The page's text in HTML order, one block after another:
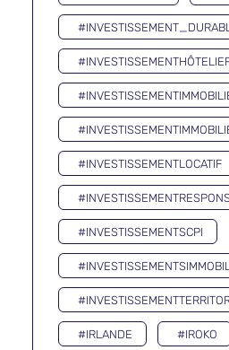
#INVESTISSEMENTLOCATIF
#INVESTISSEMENTSCPI
#IRLANDE #IROKO